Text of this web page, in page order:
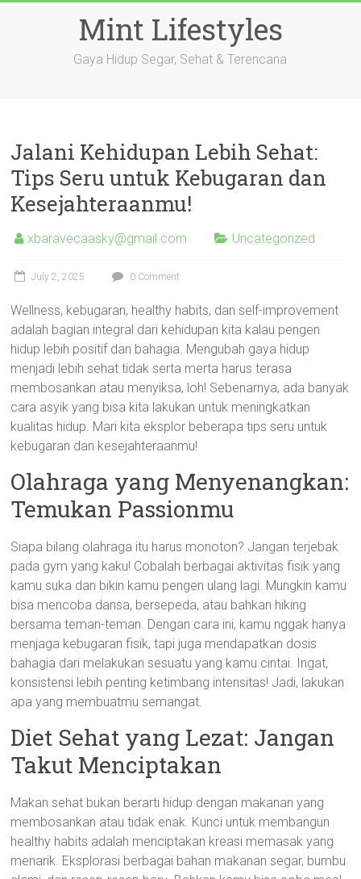
Mint Lifestyles
Gaya Hidup Segar, Sehat & Terencana
Jalani Kehidupan Lebih Sehat:
Tips Seru untuk Kebugaran dan
Kesejahteraanmu!
xbaravecaasky@gmail.com Uncategorized
July 2, 2025 0 Comment
Wellness, kebugaran, healthy habits, dan self-improvement
adalah bagian integral dari kehidupan kita kalau pengen
hidup lebih positif dan bahagia. Mengubah gaya hidup
menjadi lebih sehat tidak serta merta harus terasa
membosankan atau menyiksa, loh! Sebenarnya, ada banyak
cara asyik yang bisa kita lakukan untuk meningkatkan
kualitas hidup. Mari kita eksplor beberapa tips seru untuk
kebugaran dan kesejahteraanmu!
Olahraga yang Menyenangkan:
Temukan Passionmu
Siapa bilang olahraga itu harus monoton? Jangan terjebak
pada gym yang kaku! Cobalah berbagai aktivitas fisik yang
kamu suka dan bikin kamu pengen ulang lagi. Mungkin kamu
bisa mencoba dansa, bersepeda, atau bahkan hiking
bersama teman-teman. Dengan cara ini, kamu nggak hanya
menjaga kebugaran fisik, tapi juga mendapatkan dosis
bahagia dari melakukan sesuatu yang kamu cintai. Ingat,
konsistensi lebih penting ketimbang intensitas! Jadi, lakukan
apa yang membuatmu semangat.
Diet Sehat yang Lezat: Jangan
Takut Menciptakan
Makan sehat bukan berarti hidup dengan makanan yang
membosankan atau tidak enak. Kunci untuk membangun
healthy habits adalah menciptakan kreasi memasak yang
menarik. Eksplorasi berbagai bahan makanan segar, bumbu